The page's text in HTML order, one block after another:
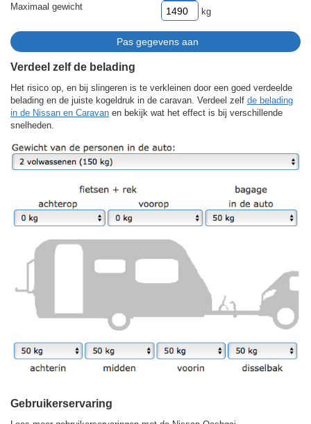
Maximaal gewicht kg
Verdeel zelf de belading
Het risico op, en bij slingeren is te verkleinen door een goed verdeelde
belading en de juiste kogeldruk in de caravan. Verdeel zelf de belading
in de Nissan en Caravan en bekijk wat het effect is bij verschillende
snelheden.
Gebruikerservaring